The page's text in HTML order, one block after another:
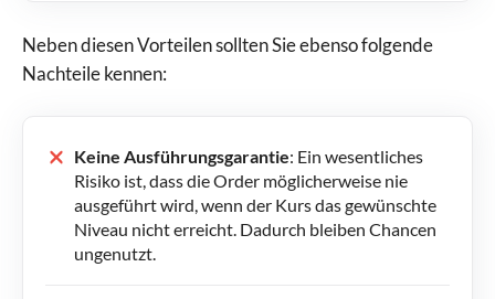
Neben diesen Vorteilen sollten Sie ebenso folgende
Nachteile kennen:
Keine Ausführungsgarantie: Ein wesentliches
Risiko ist, dass die Order möglicherweise nie
ausgeführt wird, wenn der Kurs das gewünschte
Niveau nicht erreicht. Dadurch bleiben Chancen
ungenutzt.